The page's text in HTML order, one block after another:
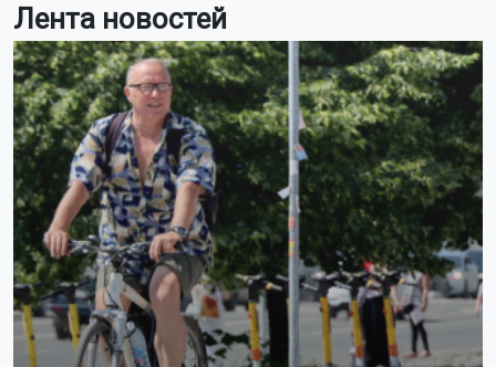
Лента новостей